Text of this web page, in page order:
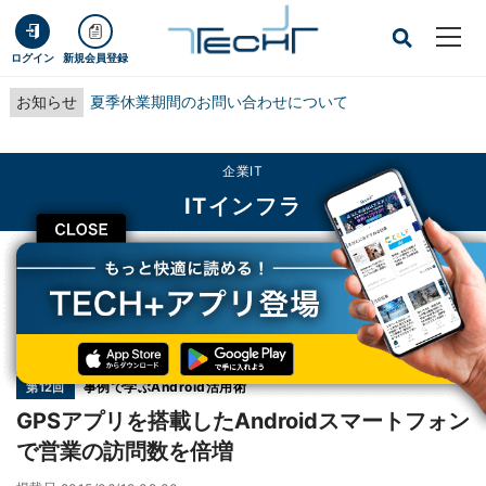
ログイン 新規会員登録
お知らせ 夏季休業期間のお問い合わせについて
CLOSE
企業IT
ITインフラ
TECH+ 企業IT
ITインフラ
GPSアプリを搭載したAndroidスマートフォンで営業の訪問数を倍増
第12回 事例で学ぶAndroid活用術
GPSアプリを搭載したAndroidスマートフォン
で営業の訪問数を倍増